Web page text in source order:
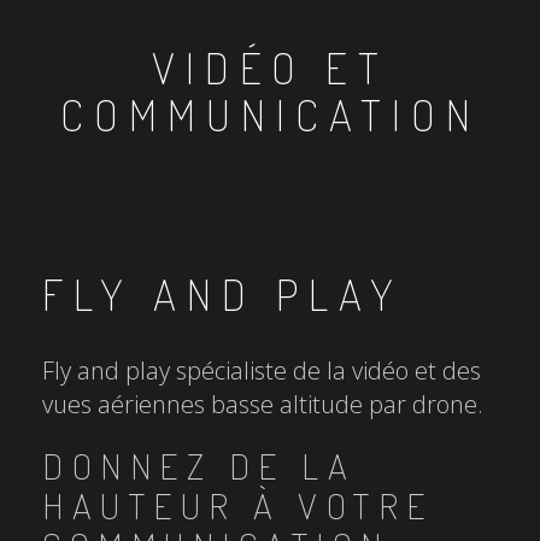
VIDÉO ET
COMMUNICATION
FLY AND PLAY
Fly and play spécialiste de la vidéo et des
vues aériennes basse altitude par drone.
DONNEZ DE LA
HAUTEUR À VOTRE